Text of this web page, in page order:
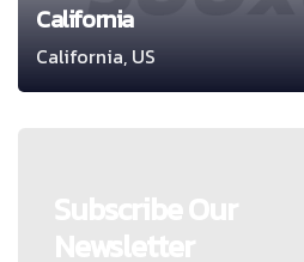
California
California, US